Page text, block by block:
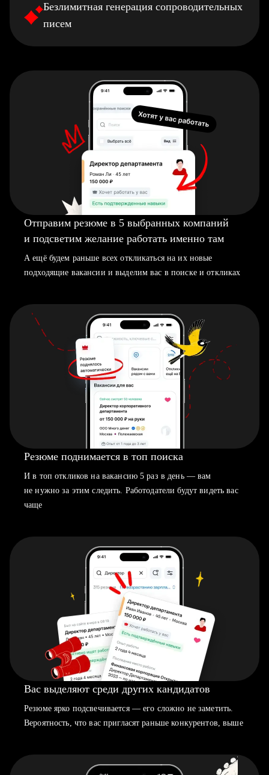
Безлимитная генерация сопроводительных
писем
Отправим резюме в 5 выбранных компаний
и подсветим желание работать именно там
А ещё будем раньше всех откликаться на их новые
подходящие вакансии и выделим вас в поиске и откликах
Резюме поднимается в топ поиска
И в топ откликов на вакансию 5 раз в день — вам
не нужно за этим следить. Работодатели будут видеть вас
чаще
Вас выделяют среди других кандидатов
Резюме ярко подсвечивается — его сложно не заметить.
Вероятность, что вас пригласят раньше конкурентов, выше